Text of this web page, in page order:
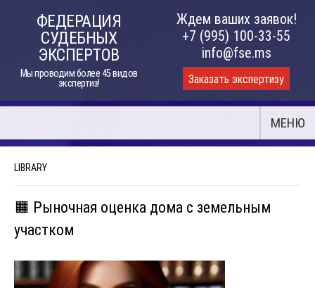
ФЕДЕРАЦИЯ
СУДЕБНЫХ
ЭКСПЕРТОВ
Мы проводим более 45 видов
экспертиз!
Ждем ваших заявок!
+7 (995) 100-33-55
info@fse.ms
Заказать экспертизу
МЕНЮ
LIBRARY
🟧 Рыночная оценка дома с земельным
участком